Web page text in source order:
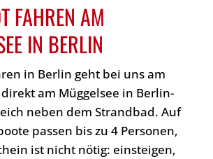
FAHREN AM
IN BERLIN
in Berlin geht bei uns am
am Müggelsee in Berlin-
neben dem Strandbad. Auf
passen bis zu 4 Personen,
ist nicht nötig: einsteigen,